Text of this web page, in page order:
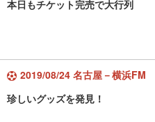
本日もチケット完売で大行列
2019/08/24 名古屋－横浜FM
珍しいグッズを発見！